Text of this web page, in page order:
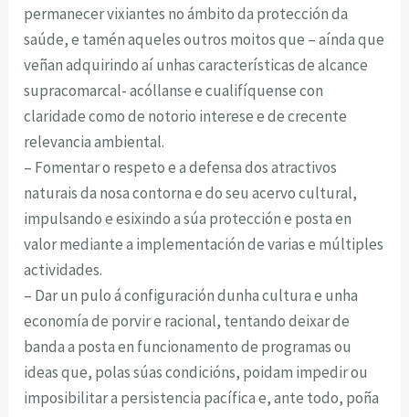
permanecer vixiantes no ámbito da protección da
saúde, e tamén aqueles outros moitos que – aínda que
veñan adquirindo aí unhas características de alcance
supracomarcal- acóllanse e cualifíquense con
claridade como de notorio interese e de crecente
relevancia ambiental.
– Fomentar o respeto e a defensa dos atractivos
naturais da nosa contorna e do seu acervo cultural,
impulsando e esixindo a súa protección e posta en
valor mediante a implementación de varias e múltiples
actividades.
– Dar un pulo á configuración dunha cultura e unha
economía de porvir e racional, tentando deixar de
banda a posta en funcionamento de programas ou
ideas que, polas súas condicións, poidam impedir ou
imposibilitar a persistencia pacífica e, ante todo, poña